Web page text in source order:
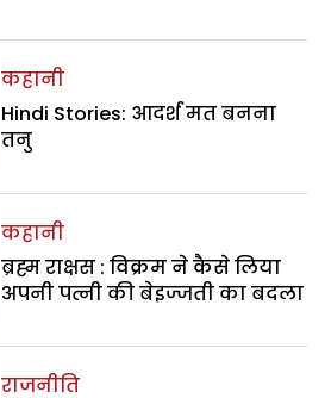
कहानी
Hindi Stories: आदर्श मत बनना
तनु
कहानी
ब्रह्म राक्षस : विक्रम ने कैसे लिया
अपनी पत्नी की बेइज्जती का बदला
राजनीति